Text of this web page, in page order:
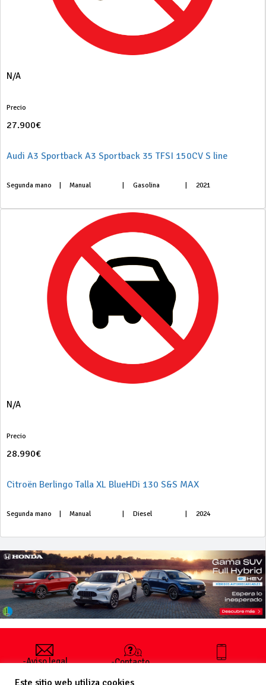
N/A
Precio
27.900€
Audi A3 Sportback A3 Sportback 35 TFSI 150CV S line
Segunda mano Manual Gasolina 2021
N/A
Precio
28.990€
Citroën Berlingo Talla XL BlueHDi 130 S&S MAX
Segunda mano Manual Diesel 2024
-Aviso legal
-Contacto
+34 627 35
Este sitio web utiliza cookies